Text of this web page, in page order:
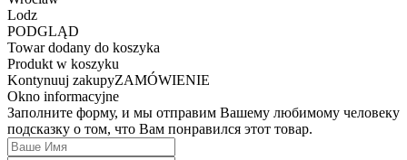
Lodz
PODGLĄD
Towar dodany do koszyka
Produkt w koszyku
Kontynuuj zakupyZAMÓWIENIE
Okno informacyjne
Заполните форму, и мы отправим Вашему любимому человеку
подсказку о том, что Вам понравился этот товар.